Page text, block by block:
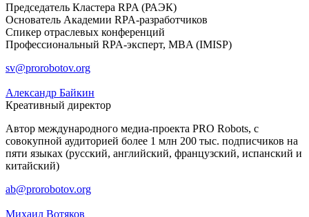
Председатель Кластера RPA (РАЭК)
Основатель Академии RPA-разработчиков
Спикер отраслевых конференций
Профессиональный RPA-эксперт, MBA (IMISP)
sv@prorobotov.org
Александр Байкин
Креативный директор
Автор международного медиа-проекта PRO Robots, с
совокупной аудиторией более 1 млн 200 тыс. подписчиков на
пяти языках (русский, английский, французский, испанский и
китайский)
ab@prorobotov.org
Михаил Вотяков